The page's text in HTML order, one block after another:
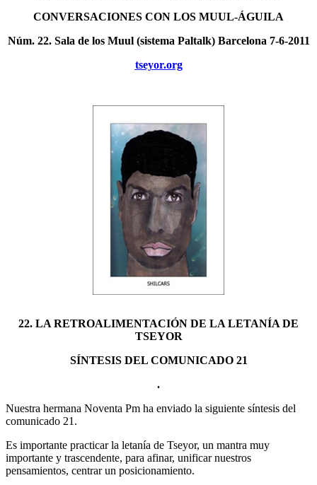
CONVERSACIONES CON LOS MUUL-ÁGUILA
Núm. 22. Sala de los Muul (sistema Paltalk) Barcelona 7-6-2011
tseyor.org
22. LA RETROALIMENTACIÓN DE LA LETANÍA DE
TSEYOR
SÍNTESIS DEL COMUNICADO 21
.
Nuestra hermana Noventa Pm ha enviado la siguiente síntesis del
comunicado 21.
Es importante practicar la letanía de Tseyor, un mantra muy
importante y trascendente, para afinar, unificar nuestros
pensamientos, centrar un posicionamiento.